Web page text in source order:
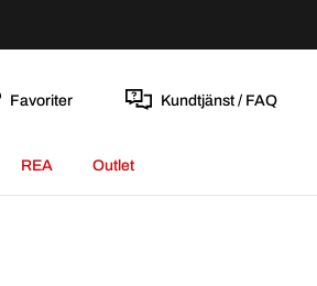
Favoriter Kundtjänst / FAQ
REA Outlet